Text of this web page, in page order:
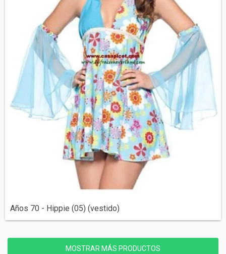
Años 70 - Hippie (05) (vestido)
MOSTRAR MÁS PRODUCTOS